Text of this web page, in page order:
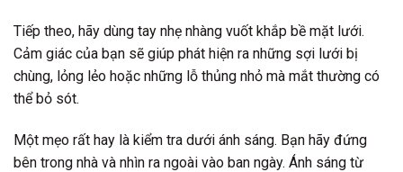
Tiếp theo, hãy dùng tay nhẹ nhàng vuốt khắp bề mặt lưới.
Cảm giác của bạn sẽ giúp phát hiện ra những sợi lưới bị
chùng, lỏng lẻo hoặc những lỗ thủng nhỏ mà mắt thường có
thể bỏ sót.
Một mẹo rất hay là kiểm tra dưới ánh sáng. Bạn hãy đứng
bên trong nhà và nhìn ra ngoài vào ban ngày. Ánh sáng từ